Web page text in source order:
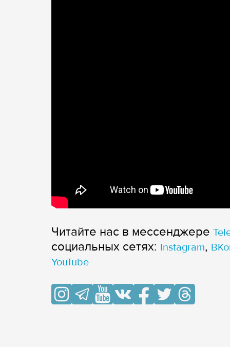
Читайте нас в мессенджере
cоциальных сетях: Instagram,
YouTube